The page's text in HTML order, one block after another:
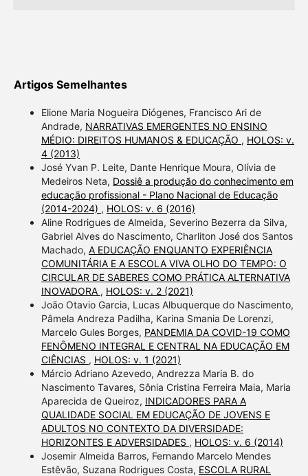
Artigos Semelhantes
Elione Maria Nogueira Diógenes, Francisco Ari de
Andrade, NARRATIVAS EMERGENTES NO ENSINO
MÉDIO: DIREITOS HUMANOS & EDUCAÇÃO , HOLOS: v.
4 (2013)
José Yvan P. Leite, Dante Henrique Moura, Olívia de
Medeiros Neta, Dossiê a produção do conhecimento em
educação profissional - Plano Nacional de Educação
(2014-2024) , HOLOS: v. 6 (2016)
Aline Rodrigues de Almeida, Severino Bezerra da Silva,
Gabriel Alves do Nascimento, Charliton José dos Santos
Machado, A EDUCAÇÃO ENQUANTO EXPERIÊNCIA
COMUNITÁRIA E A ESCOLA VIVA OLHO DO TEMPO: O
CIRCULAR DE SABERES COMO PRÁTICA ALTERNATIVA
INOVADORA , HOLOS: v. 2 (2021)
João Otavio Garcia, Lucas Albuquerque do Nascimento,
Pâmela Andreza Padilha, Karina Smania De Lorenzi,
Marcelo Gules Borges, PANDEMIA DA COVID-19 COMO
FENÔMENO INTEGRAL E CENTRAL NA EDUCAÇÃO EM
CIÊNCIAS , HOLOS: v. 1 (2021)
Márcio Adriano Azevedo, Andrezza Maria B. do
Nascimento Tavares, Sônia Cristina Ferreira Maia, Maria
Aparecida de Queiroz, INDICADORES PARA A
QUALIDADE SOCIAL EM EDUCAÇÃO DE JOVENS E
ADULTOS NO CONTEXTO DA DIVERSIDADE:
HORIZONTES E ADVERSIDADES , HOLOS: v. 6 (2014)
Josemir Almeida Barros, Fernando Marcelo Mendes
Estêvão, Suzana Rodrigues Costa, ESCOLA RURAL